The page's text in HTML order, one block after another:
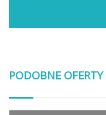
PODOBNE OFERTY